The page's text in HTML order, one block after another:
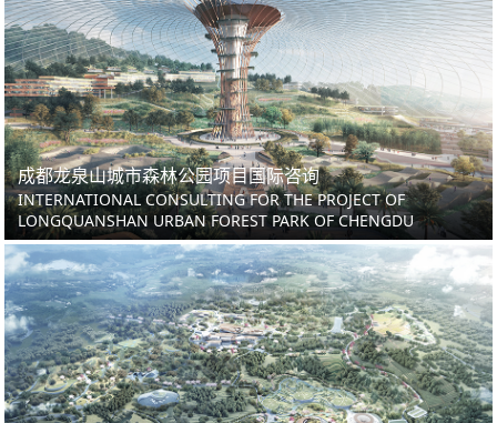
成都龙泉山城市森林公园项目国际咨询
INTERNATIONAL CONSULTING FOR THE PROJECT OF
LONGQUANSHAN URBAN FOREST PARK OF CHENGDU